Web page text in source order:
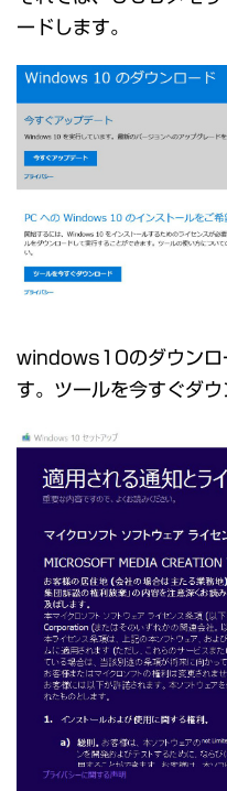
ードします。
windows10のダウンロ
す。ツールを今すぐダウ